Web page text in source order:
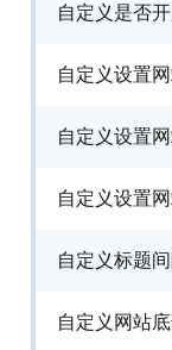
自定义是否
自定义设置
自定义设置
自定义设置
自定义标题
自定义网站